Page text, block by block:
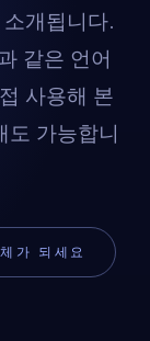
개됩니다.
같은 언어
사용해 본
도 가능합니
가 되세요